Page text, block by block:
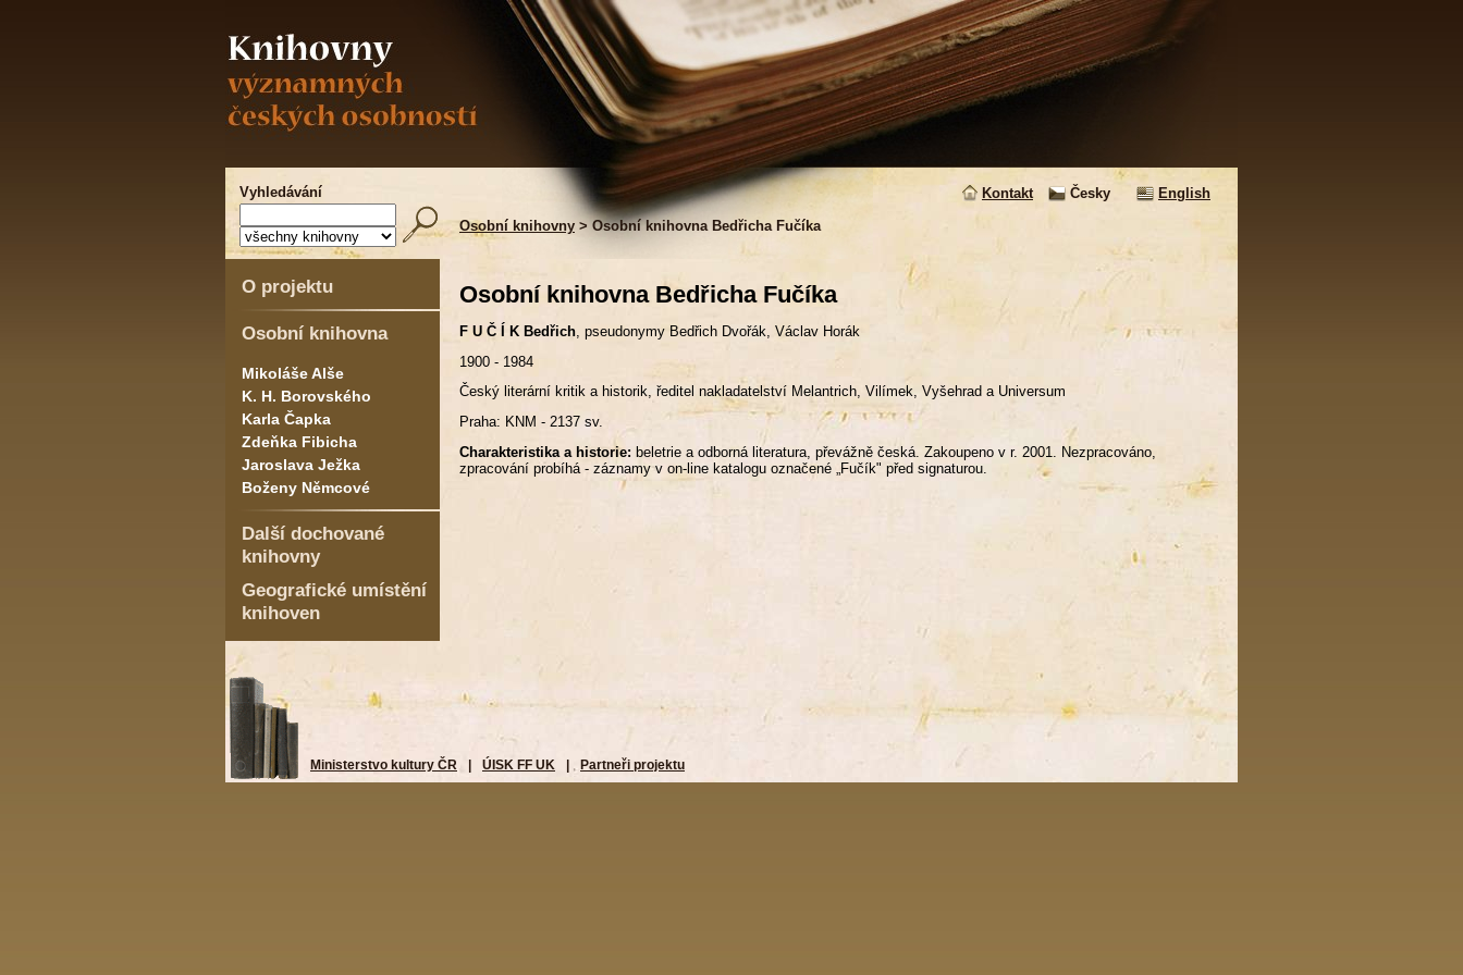
Vyhledávání Kontakt Česky
English
Osobní knihovny > Osobní knihovna Bedřicha Fučíka
O projektu
Osobní knihovna
Mikoláše Alše
K. H. Borovského
Karla Čapka
Zdeňka Fibicha
Jaroslava Ježka
Boženy Němcové
Další dochované
knihovny
Geografické umístění
knihoven
Osobní knihovna Bedřicha Fučíka
F U Č Í K Bedřich , pseudonymy Bedřich Dvořák, Václav Horák
1900 - 1984
Český literární kritik a historik, ředitel nakladatelství Melantrich, Vilímek, Vyšehrad a Universum
Praha: KNM - 2137 sv.
Charakteristika a historie: beletrie a odborná literatura, převážně česká. Zakoupeno v r. 2001. Nezpracováno,
zpracování probíhá - záznamy v on-line katalogu označené „Fučík" před signaturou.
Ministerstvo kultury ČR ÚISK FF UK Partneři projektu